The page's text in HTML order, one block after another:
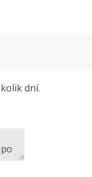
dní.